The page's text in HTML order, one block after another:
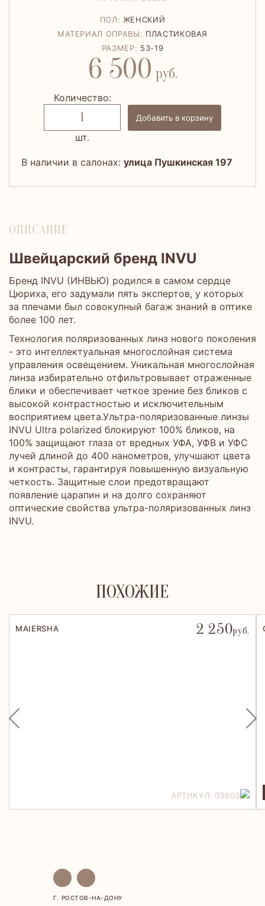
ПОЛ: ЖЕНСКИЙ
МАТЕРИАЛ ОПРАВЫ: ПЛАСТИКОВАЯ
РАЗМЕР: 53-19
6 500 руб.
Количество:
шт.
Добавить в корзину
В наличии в салонах: улица Пушкинская 197
ОПИСАНИЕ
Швейцарский бренд INVU
Бренд INVU (ИНВЬЮ) родился в самом сердце
Цюриха, его задумали пять экспертов, у которых
за плечами был совокупный багаж знаний в оптике
более 100 лет.
Технология поляризованных линз нового поколения
- это интеллектуальная многослойная система
управления освещением. Уникальная многослойная
линза избирательно отфильтровывает отраженные
блики и обеспечивает четкое зрение без бликов с
высокой контрастностью и исключительным
восприятием цвета.Ультра-поляризованные линзы
INVU Ultra polarized блокируют 100% бликов, на
100% защищают глаза от вредных УФА, УФВ и УФС
лучей длиной до 400 нанометров, улучшают цвета
и контрасты, гарантируя повышенную визуальную
четкость. Защитные слои предотвращают
появление царапин и на долго сохраняют
оптические свойства ультра-поляризованных линз
INVU.
ПОХОЖИЕ
MAIERSHA 2 250руб.
АРТИКУЛ: 03603
Г. РОСТОВ-НА-ДОНУ